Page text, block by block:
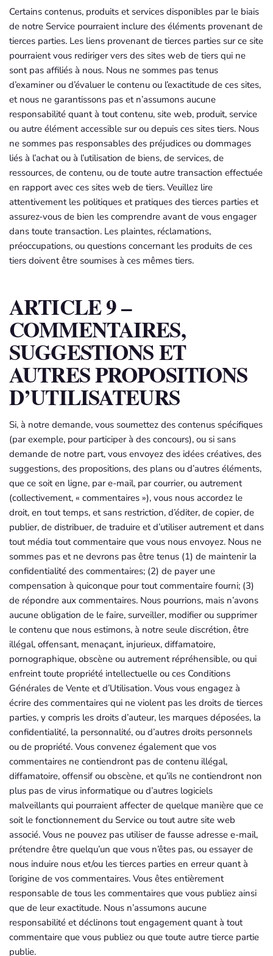
Certains contenus, produits et services disponibles par le biais
de notre Service pourraient inclure des éléments provenant de
tierces parties. Les liens provenant de tierces parties sur ce site
pourraient vous rediriger vers des sites web de tiers qui ne
sont pas affiliés à nous. Nous ne sommes pas tenus
d’examiner ou d’évaluer le contenu ou l’exactitude de ces sites,
et nous ne garantissons pas et n’assumons aucune
responsabilité quant à tout contenu, site web, produit, service
ou autre élément accessible sur ou depuis ces sites tiers. Nous
ne sommes pas responsables des préjudices ou dommages
liés à l’achat ou à l’utilisation de biens, de services, de
ressources, de contenu, ou de toute autre transaction effectuée
en rapport avec ces sites web de tiers. Veuillez lire
attentivement les politiques et pratiques des tierces parties et
assurez-vous de bien les comprendre avant de vous engager
dans toute transaction. Les plaintes, réclamations,
préoccupations, ou questions concernant les produits de ces
tiers doivent être soumises à ces mêmes tiers.
ARTICLE 9 –
COMMENTAIRES,
SUGGESTIONS ET
AUTRES PROPOSITIONS
D’UTILISATEURS
Si, à notre demande, vous soumettez des contenus spécifiques
(par exemple, pour participer à des concours), ou si sans
demande de notre part, vous envoyez des idées créatives, des
suggestions, des propositions, des plans ou d’autres éléments,
que ce soit en ligne, par e-mail, par courrier, ou autrement
(collectivement, « commentaires »), vous nous accordez le
droit, en tout temps, et sans restriction, d’éditer, de copier, de
publier, de distribuer, de traduire et d’utiliser autrement et dans
tout média tout commentaire que vous nous envoyez. Nous ne
sommes pas et ne devrons pas être tenus (1) de maintenir la
confidentialité des commentaires; (2) de payer une
compensation à quiconque pour tout commentaire fourni; (3)
de répondre aux commentaires. Nous pourrions, mais n’avons
aucune obligation de le faire, surveiller, modifier ou supprimer
le contenu que nous estimons, à notre seule discrétion, être
illégal, offensant, menaçant, injurieux, diffamatoire,
pornographique, obscène ou autrement répréhensible, ou qui
enfreint toute propriété intellectuelle ou ces Conditions
Générales de Vente et d’Utilisation. Vous vous engagez à
écrire des commentaires qui ne violent pas les droits de tierces
parties, y compris les droits d’auteur, les marques déposées, la
confidentialité, la personnalité, ou d’autres droits personnels
ou de propriété. Vous convenez également que vos
commentaires ne contiendront pas de contenu illégal,
diffamatoire, offensif ou obscène, et qu’ils ne contiendront non
plus pas de virus informatique ou d’autres logiciels
malveillants qui pourraient affecter de quelque manière que ce
soit le fonctionnement du Service ou tout autre site web
associé. Vous ne pouvez pas utiliser de fausse adresse e-mail,
prétendre être quelqu’un que vous n’êtes pas, ou essayer de
nous induire nous et/ou les tierces parties en erreur quant à
l’origine de vos commentaires. Vous êtes entièrement
responsable de tous les commentaires que vous publiez ainsi
que de leur exactitude. Nous n’assumons aucune
responsabilité et déclinons tout engagement quant à tout
commentaire que vous publiez ou que toute autre tierce partie
publie.